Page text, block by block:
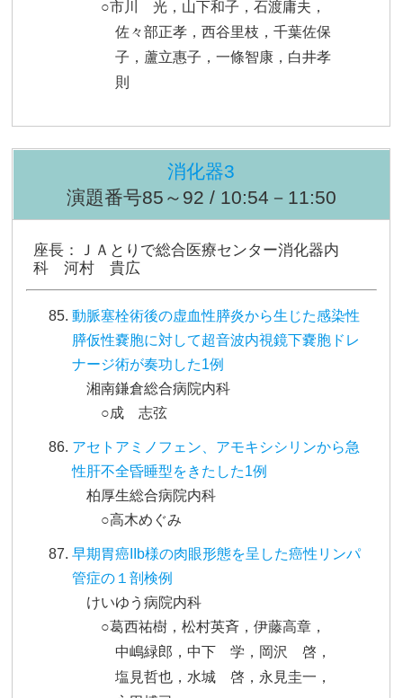
○市川 光，山下和子，石渡庸夫，
佐々部正孝，西谷里枝，千葉佐保
子，蘆立惠子，一條智康，白井孝
則
消化器3
演題番号85～92 / 10:54－11:50
座長：ＪＡとりで総合医療センター消化器内
科 河村 貴広
動脈塞栓術後の虚血性膵炎から生じた感染性
膵仮性嚢胞に対して超音波内視鏡下嚢胞ドレ
ナージ術が奏功した1例
湘南鎌倉総合病院内科
○成 志弦
アセトアミノフェン、アモキシシリンから急
性肝不全昏睡型をきたした1例
柏厚生総合病院内科
○高木めぐみ
早期胃癌IIb様の肉眼形態を呈した癌性リンパ
管症の１剖検例
けいゆう病院内科
○葛西祐樹，松村英斉，伊藤高章，
中嶋緑郎，中下 学，岡沢 啓，
塩見哲也，水城 啓，永見圭一，